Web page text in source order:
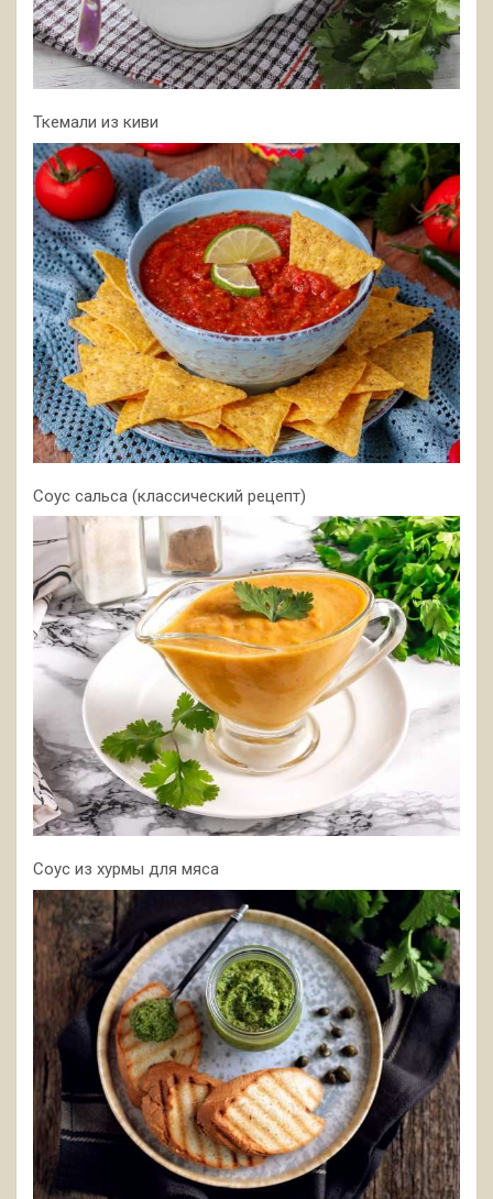
Ткемали из киви
Соус сальса (классический рецепт)
Соус из хурмы для мяса